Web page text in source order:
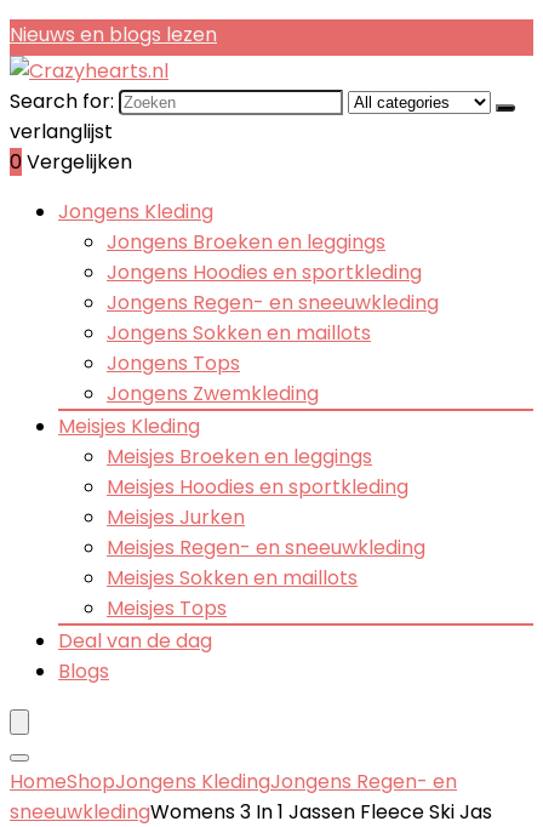
Nieuws en blogs lezen
Search for:
verlanglijst
0Vergelijken
Jongens Kleding
Jongens Broeken en leggings
Jongens Hoodies en sportkleding
Jongens Regen- en sneeuwkleding
Jongens Sokken en maillots
Jongens Tops
Jongens Zwemkleding
Meisjes Kleding
Meisjes Broeken en leggings
Meisjes Hoodies en sportkleding
Meisjes Jurken
Meisjes Regen- en sneeuwkleding
Meisjes Sokken en maillots
Meisjes Tops
Deal van de dag
Blogs
HomeShopJongens KledingJongens Regen- en
sneeuwkledingWomens 3 In 1 Jassen Fleece Ski Jas